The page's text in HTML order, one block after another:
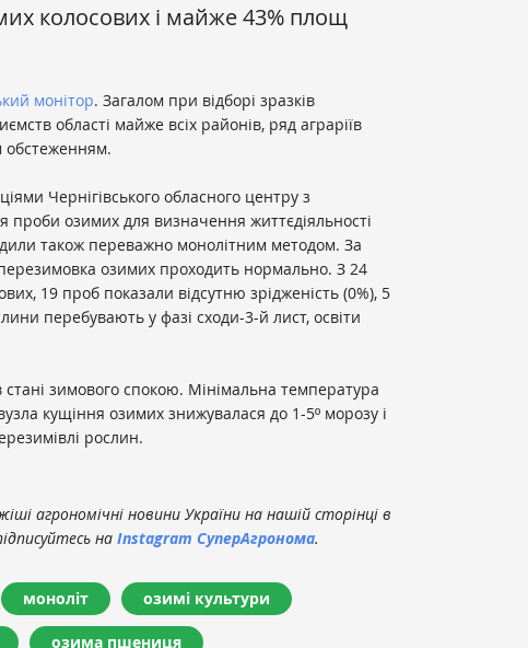
колосових і майже 43% площ
монітор. Загалом при відборі зразків
області майже всіх районів, ряд аграріїв
обстеженням.
Чернігівського обласного центру з
проби озимих для визначення життєдіяльності
також переважно монолітним методом. За
озимих проходить нормально. З 24
19 проб показали відсутню зрідженість (0%), 5
перебувають у фазі сходи-3-й лист, освіти
стані зимового спокою. Мінімальна температура
кущіння озимих знижувалася до 1-5º морозу і
рослин.
агрономічні новини України на нашій сторінці в
на Instagram СуперАгронома.
моноліт озимі культури
озима пшениця